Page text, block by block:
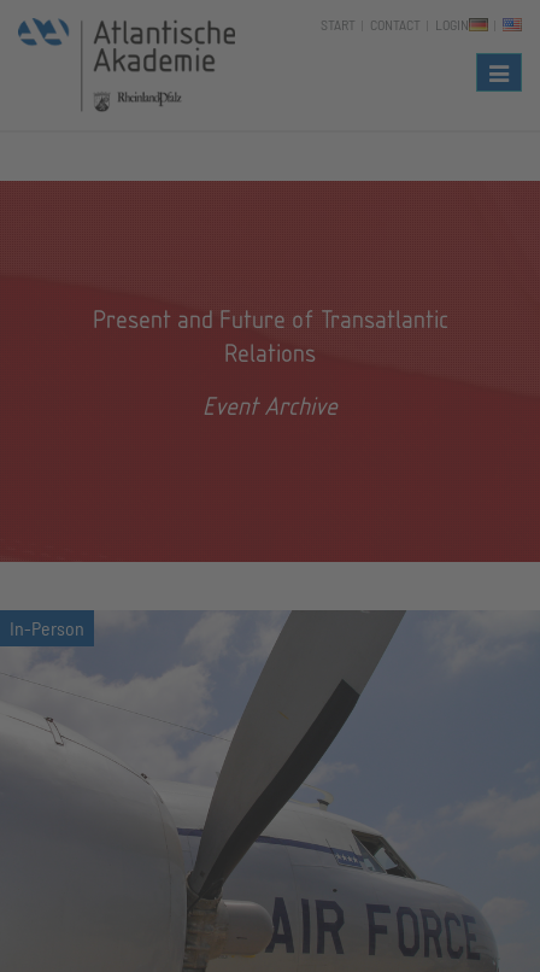
START CONTACT LOGIN
Present and Future of Transatlantic
Relations
Event Archive